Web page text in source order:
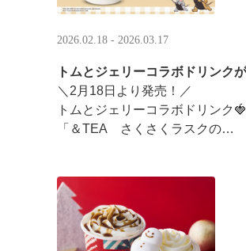
2026.02.18 - 2026.03.17
トムとジェリーコラボドリンク
＼2月18日より発売！／
トムとジェリーコラボドリンク
「＆TEA さくさくラスクの